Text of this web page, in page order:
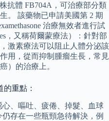
抗體 FB704A，可治療部分類
。 該藥物已申請美國第 2 期
治療無效者進行試
，又稱荷爾蒙療法）：針對部
激素療法可以阻止人體分泌該
用，從而抑制腫瘤生長，常見
）的治療上。
重點：
、嘔吐、疲倦、掉髮、血球
存在一些瓶頸急待解決，例